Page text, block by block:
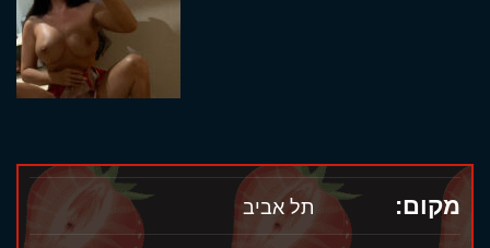
מקום: תל אביב